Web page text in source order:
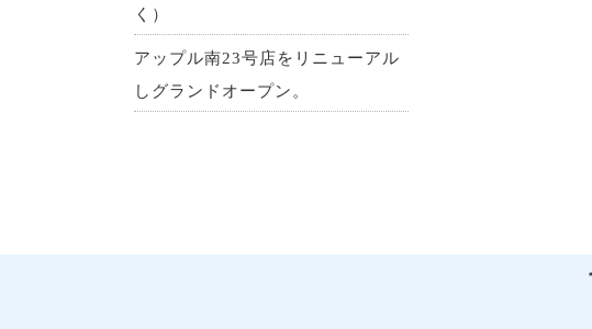
く）
アップル南23号店をリニューアル
しグランドオープン。